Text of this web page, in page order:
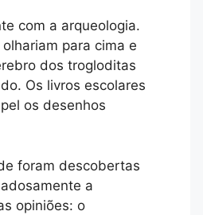
com a arqueologia.
para cima e
dos trogloditas
Os livros escolares
os desenhos
foram descobertas
a
opiniões: o